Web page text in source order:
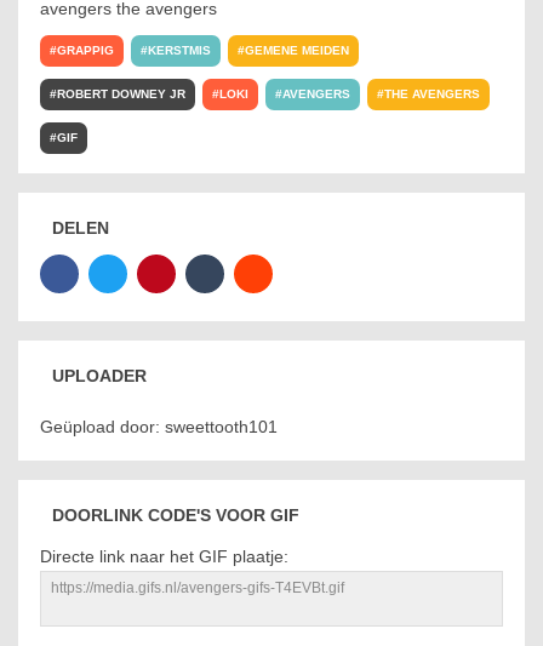
GRAPPIG KERSTMIS GEMENE MEIDEN
ROBERT DOWNEY JR LOKI AVENGERS THE AVENGERS
GIF
DELEN
UPLOADER
Geüpload door: sweettooth101
DOORLINK CODE'S VOOR GIF
Directe link naar het GIF plaatje: